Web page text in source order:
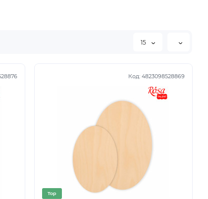
15
Код: 4823098528869
Top